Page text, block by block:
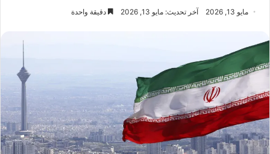
مايو 13, 2026 آخر تحديث: مايو 13, 2026 دقيقة واحدة